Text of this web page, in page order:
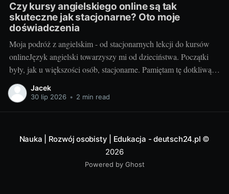
Czy kursy angielskiego online są tak
skuteczne jak stacjonarne? Oto moje
doświadczenia
Moja podróż z angielskim - od stacjonarnych lekcji do kursów
onlineJęzyk angielski towarzyszy mi od dzieciństwa. Początki
były, jak u większości osób, stacjonarne. Pamiętam tę dotkliwą
niechęć do porannego wstawania, pendolowania do szkoły i
powrotów w gorszym nastroju, niż w momencie wyjścia.
Jacek
30 lip 2026 • 2 min read
Nauka | Rozwój osobisty | Edukacja - deutsch24.pl ©
2026
Powered by Ghost